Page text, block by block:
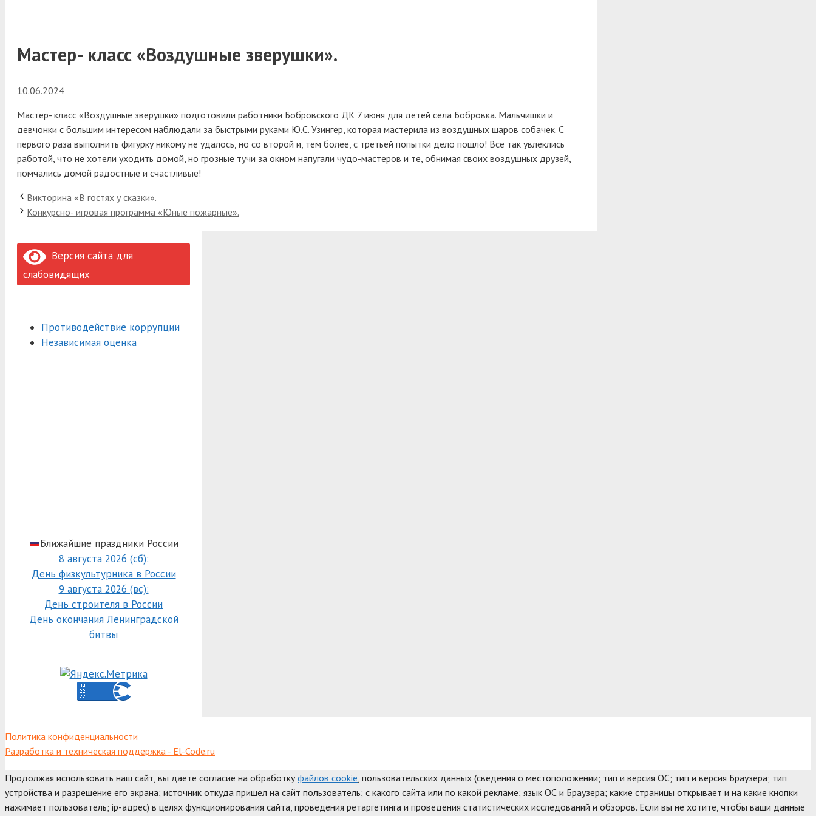
Мастер- класс «Воздушные зверушки».
10.06.2024
Мастер- класс «Воздушные зверушки» подготовили работники Бобровского ДК 7 июня для детей села Бобровка. Мальчишки и
девчонки с большим интересом наблюдали за быстрыми руками Ю.С. Узингер, которая мастерила из воздушных шаров собачек. С
первого раза выполнить фигурку никому не удалось, но со второй и, тем более, с третьей попытки дело пошло! Все так увлеклись
работой, что не хотели уходить домой, но грозные тучи за окном напугали чудо-мастеров и те, обнимая своих воздушных друзей,
помчались домой радостные и счастливые!
Викторина «В гостях у сказки».
Конкурсно- игровая программа «Юные пожарные».
Версия сайта для
слабовидящих
Противодействие коррупции
Независимая оценка
Ближайшие праздники России
8 августа 2026 (сб):
День физкультурника в России
9 августа 2026 (вс):
День строителя в России
День окончания Ленинградской
битвы
Политика конфиденциальности
Разработка и техническая поддержка - El-Code.ru
Продолжая использовать наш сайт, вы даете согласие на обработкуфайлов cookie , пользовательских данных (сведения о местоположении; тип и версия ОС; тип и версия Браузера; тип
устройства и разрешение его экрана; источник откуда пришел на сайт пользователь; с какого сайта или по какой рекламе; язык ОС и Браузера; какие страницы открывает и на какие кнопки
нажимает пользователь; ip-адрес) в целях функционирования сайта, проведения ретаргетинга и проведения статистических исследований и обзоров. Если вы не хотите, чтобы ваши данные